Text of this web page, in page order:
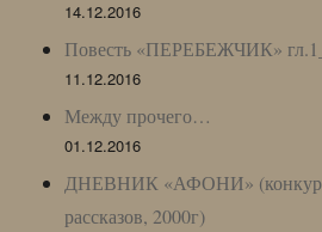
14.12.2016
Повесть «ПЕРЕБЕЖЧИК»
11.12.2016
Между прочего…
01.12.2016
ДНЕВНИК «АФОНИ»
рассказов, 2000г)